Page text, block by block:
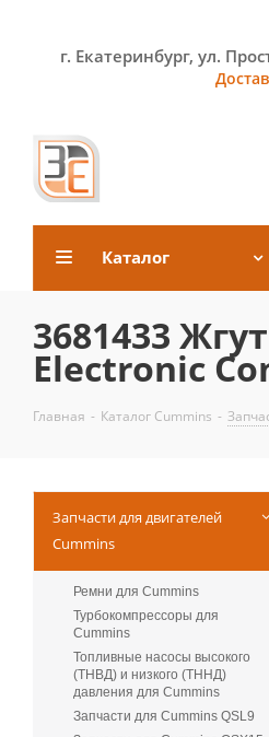
г. Екатеринбург, ул.
Каталог
3681433
Electronic
Главная - Каталог Cummins -
Запчасти для двигателей
Cummins
Ремни для Cummins
Турбокомпрессоры для
Сummins
Топливные насосы высокого
(ТНВД) и низкого (ТННД)
давления для Cummins
Запчасти для Cummins QSL9